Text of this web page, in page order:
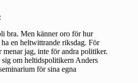
bra. Men känner oro för hur
ha en heltwittrande riksdag. För
menar jag, inte för andra politiker.
om heltidspolitikern Anders
för sina egna